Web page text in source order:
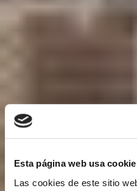
Esta página web usa
Las cookies de este sitio